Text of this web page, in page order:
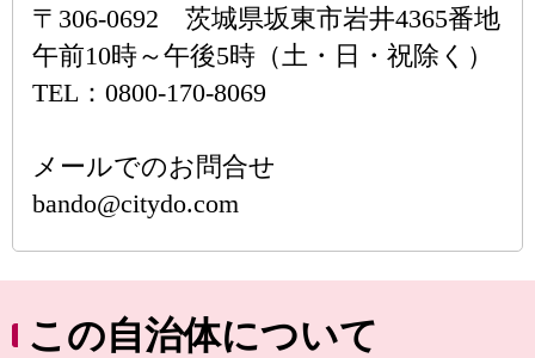
〒306-0692 茨城県坂東市岩井4365番地
午前10時～午後5時（土・日・祝除く）
TEL：0800-170-8069
メールでのお問合せ
bando@citydo.com
この自治体について